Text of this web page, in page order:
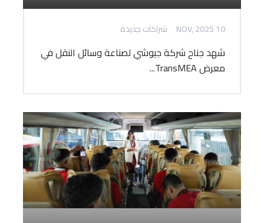
10 NOV, 2025 شراكات جديدة
شهد جناح شركة جيوشي لصناعة وسائل النقل في
معرض TransMEA...